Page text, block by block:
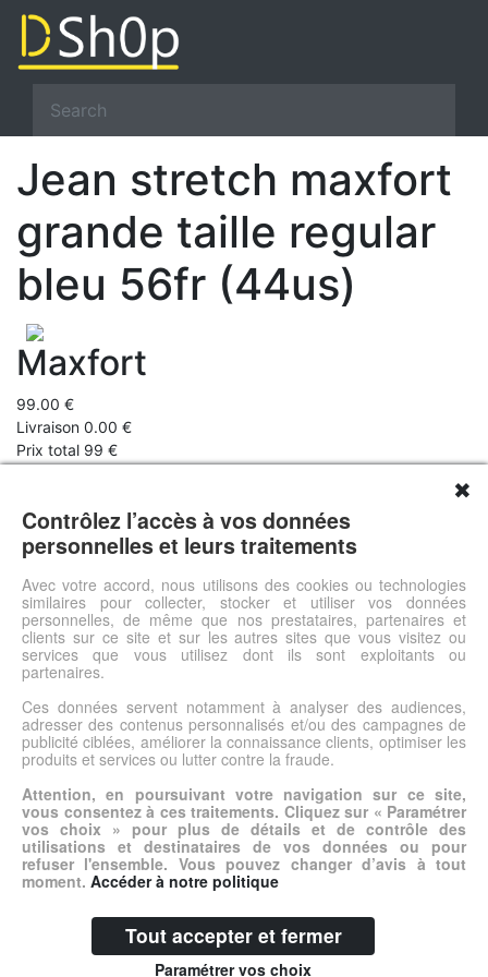
Jean stretch maxfort
grande taille regular
bleu 56fr (44us)
Maxfort
99.00 €
Livraison 0.00 €
Prix total 99 €
Coupe confort. 5 poches. Toile coton denim légèrement stretch
pour garantir plus de confort au quotidien. Large passants pour
ceinture. 5 poches. Braguette zippé. Surpiqûres fines et
discrètes. Très bonnes finitions.En savoir plus sur les vêtements
Maxfort.
Voir l'offre
© DSh0p 2026 -Accueil-Mentions légales
✖
Contrôlez l’accès à vos données
personnelles et leurs traitements
Avec votre accord, nous utilisons des cookies ou technologies
similaires pour collecter, stocker et utiliser vos données
personnelles, de même que nos prestataires, partenaires et
clients sur ce site et sur les autres sites que vous visitez ou
services que vous utilisez dont ils sont exploitants ou
partenaires.
Ces données servent notamment à analyser des audiences,
adresser des contenus personnalisés et/ou des campagnes de
publicité ciblées, améliorer la connaissance clients, optimiser les
produits et services ou lutter contre la fraude.
Attention, en poursuivant votre navigation sur ce site,
vous consentez à ces traitements. Cliquez sur « Paramétrer
vos choix » pour plus de détails et de contrôle des
utilisations et destinataires de vos données ou pour
refuser l'ensemble. Vous pouvez changer d’avis à tout
moment. Accéder à notre politique
Tout accepter et fermer
Paramétrer vos choix